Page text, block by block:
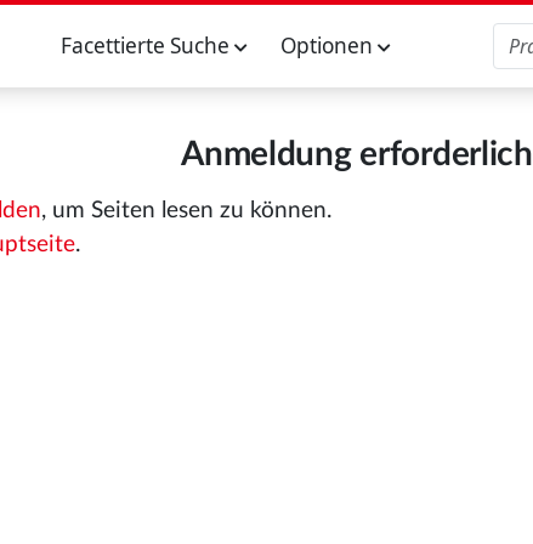
Facettierte Suche Optionen
Anmeldung erforderlich
, um Seiten lesen zu können.
.